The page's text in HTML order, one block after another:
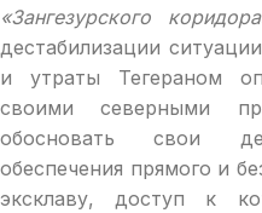
«Зангезурского
дестабилизации
и утраты Тегераном
своими северными
обосновать свои
обеспечения прямого и
эксклаву, доступ к